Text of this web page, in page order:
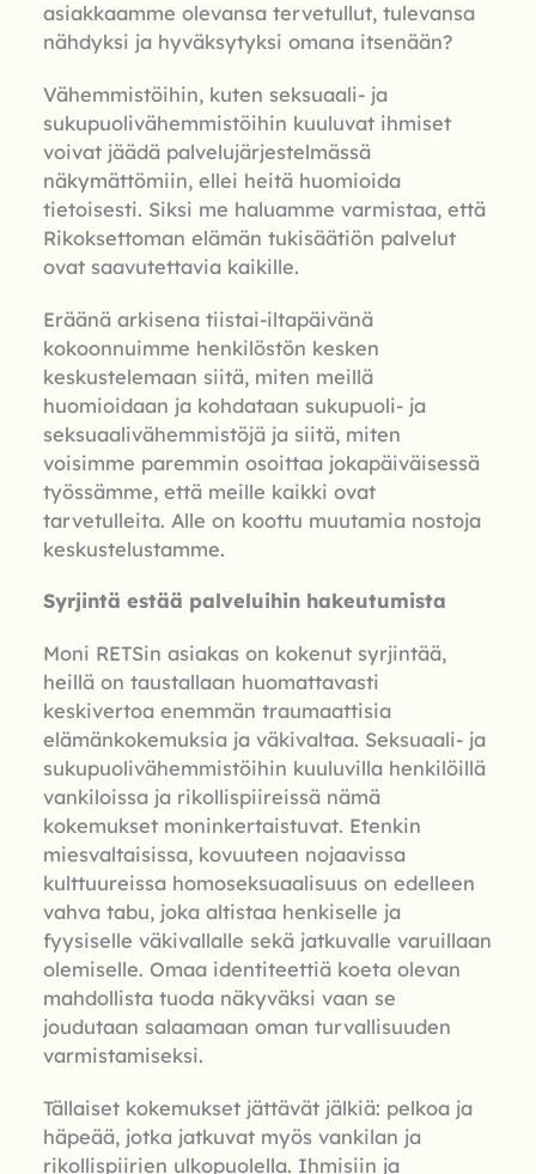
asiakkaamme olevansa tervetullut, tulevansa
nähdyksi ja hyväksytyksi omana itsenään?
Vähemmistöihin, kuten seksuaali- ja
sukupuolivähemmistöihin kuuluvat ihmiset
voivat jäädä palvelujärjestelmässä
näkymättömiin, ellei heitä huomioida
tietoisesti. Siksi me haluamme varmistaa, että
Rikoksettoman elämän tukisäätiön palvelut
ovat saavutettavia kaikille.
Eräänä arkisena tiistai-iltapäivänä
kokoonnuimme henkilöstön kesken
keskustelemaan siitä, miten meillä
huomioidaan ja kohdataan sukupuoli- ja
seksuaalivähemmistöjä ja siitä, miten
voisimme paremmin osoittaa jokapäiväisessä
työssämme, että meille kaikki ovat
tarvetulleita. Alle on koottu muutamia nostoja
keskustelustamme.
Syrjintä estää palveluihin hakeutumista
Moni RETSin asiakas on kokenut syrjintää,
heillä on taustallaan huomattavasti
keskivertoa enemmän traumaattisia
elämänkokemuksia ja väkivaltaa. Seksuaali- ja
sukupuolivähemmistöihin kuuluvilla henkilöillä
vankiloissa ja rikollispiireissä nämä
kokemukset moninkertaistuvat. Etenkin
miesvaltaisissa, kovuuteen nojaavissa
kulttuureissa homoseksuaalisuus on edelleen
vahva tabu, joka altistaa henkiselle ja
fyysiselle väkivallalle sekä jatkuvalle varuillaan
olemiselle. Omaa identiteettiä koeta olevan
mahdollista tuoda näkyväksi vaan se
joudutaan salaamaan oman turvallisuuden
varmistamiseksi.
Tällaiset kokemukset jättävät jälkiä: pelkoa ja
häpeää, jotka jatkuvat myös vankilan ja
rikollispiirien ulkopuolella. Ihmisiin ja